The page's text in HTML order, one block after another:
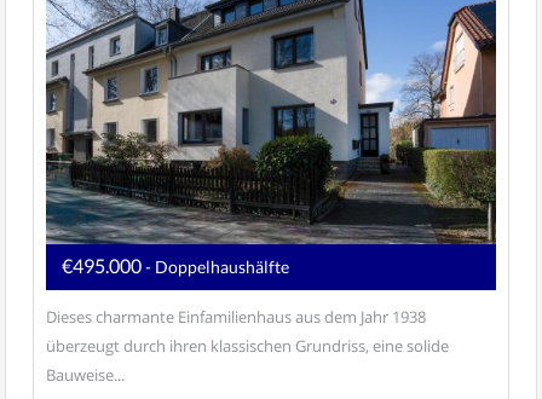
€495.000- Doppelhaushälfte
Dieses charmante Einfamilienhaus aus dem Jahr 1938
überzeugt durch ihren klassischen Grundriss, eine solide
Bauweise...